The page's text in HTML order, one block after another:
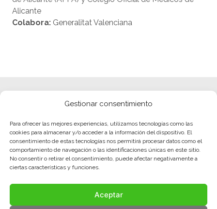
Gestionar consentimiento
Para ofrecer las mejores experiencias, utilizamos tecnologías como las
cookies para almacenar y/o acceder a la información del dispositivo. El
consentimiento de estas tecnologías nos permitirá procesar datos como el
comportamiento de navegación o las identificaciones únicas en este sitio.
No consentir o retirar el consentimiento, puede afectar negativamente a
ciertas características y funciones.
Aceptar
Alicante
Colabora: Generalitat Valenciana